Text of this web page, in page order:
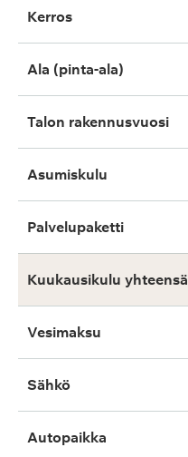
Kerros
Ala (pinta-ala)
Talon rakennusvuosi
Asumiskulu
Palvelupaketti
Kuukausikulu yhteensä
Vesimaksu
Sähkö
Autopaikka